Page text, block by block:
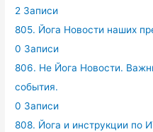
2 Записи
805. Йога Новости наших
0 Записи
806. Не Йога Новости.
события.
0 Записи
808. Йога и инструкции по